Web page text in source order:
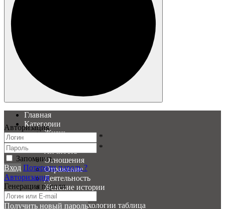
Главная
Категории
Жизнь
Образ
Личность
Отношения
Отражение
Деятельность
Женские истории
PSY Вопросы
История психологии таблица
Авторизация
*
*
Запомнить
Вход Потеряли пароль ?
Авторизация
Генерация пароля
Получить новый пароль